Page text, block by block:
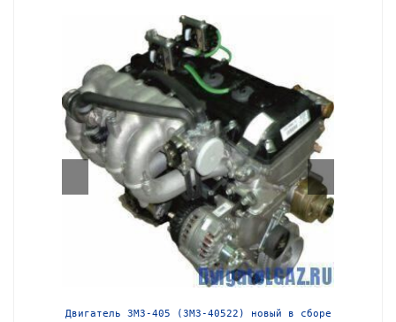
Двигатель ЗМЗ-405 (ЗМЗ-40522) новый в сборе